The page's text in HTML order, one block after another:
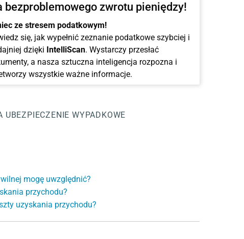
bezproblemowego zwrotu pieniędzy!
ze stresem podatkowym!
się, jak wypełnić zeznanie podatkowe szybciej i
dzięki IntelliScan. Wystarczy przesłać
a nasza sztuczna inteligencja rozpozna i
wszystkie ważne informacje.
UBEZPIECZENIE WYPADKOWE
mogę uwzględnić?
przychodu?
uzyskania przychodu?